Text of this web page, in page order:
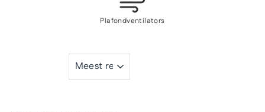
Plafondventilators
SORTEREN